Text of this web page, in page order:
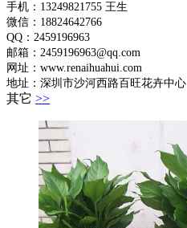
手机： 13249821755 王生
微信：18824642766
QQ：2459196963
邮箱：2459196963@qq.com
网址：www.renaihuahui.com
地址：深圳市沙河西路百旺花卉中心
其它 >>